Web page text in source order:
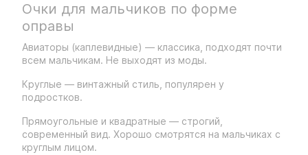
Очки для мальчиков по форме
оправы
Авиаторы (каплевидные) — классика, подходят почти
всем мальчикам. Не выходят из моды.
Круглые — винтажный стиль, популярен у
подростков.
Прямоугольные и квадратные — строгий,
современный вид. Хорошо смотрятся на мальчиках с
круглым лицом.